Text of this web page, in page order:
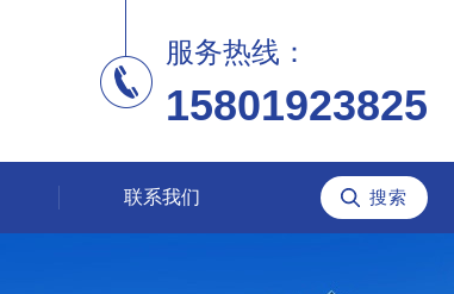
服务热线：
15801923825
联系我们